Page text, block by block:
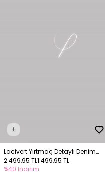
+
Lacivert Yırtmaç Detaylı Denim
Etek
2.499,95 TL1.499,95 TL
%40 İndirim